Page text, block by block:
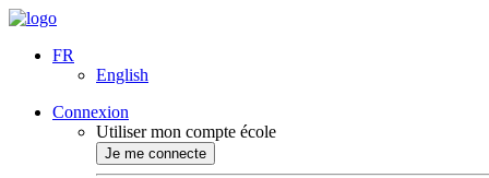
FR
English
Connexion
Utiliser mon compte école
Je me connecte